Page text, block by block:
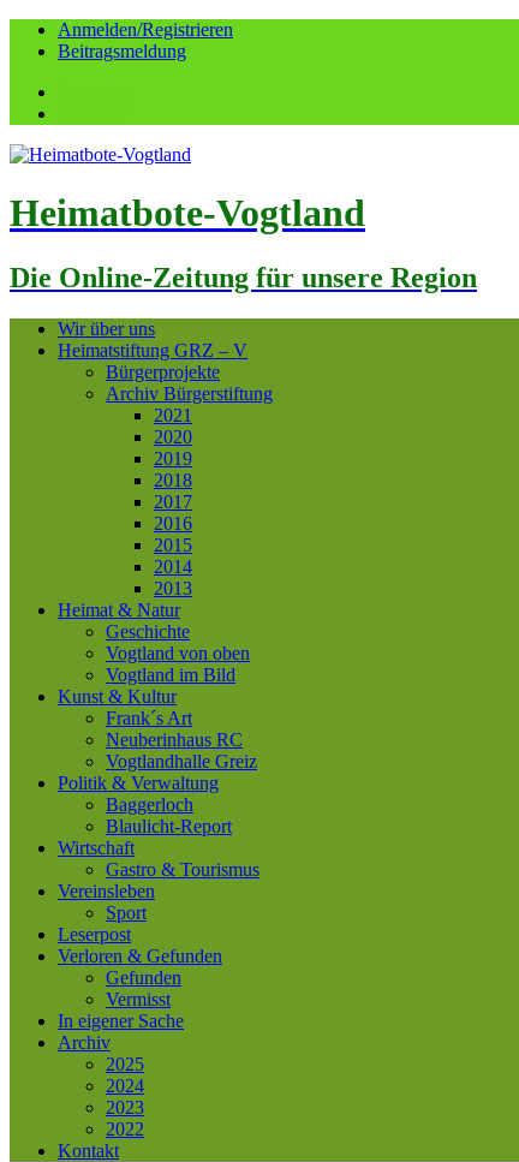
Anmelden/Registrieren
Beitragsmeldung
Heimatbote-Vogtland
Die Online-Zeitung für unsere Region
Wir über uns
Heimatstiftung GRZ – V
Bürgerprojekte
Archiv Bürgerstiftung
2021
2020
2019
2018
2017
2016
2015
2014
2013
Heimat & Natur
Geschichte
Vogtland von oben
Vogtland im Bild
Kunst & Kultur
Frank´s Art
Neuberinhaus RC
Vogtlandhalle Greiz
Politik & Verwaltung
Baggerloch
Blaulicht-Report
Wirtschaft
Gastro & Tourismus
Vereinsleben
Sport
Leserpost
Verloren & Gefunden
Gefunden
Vermisst
In eigener Sache
Archiv
2025
2024
2023
2022
Kontakt